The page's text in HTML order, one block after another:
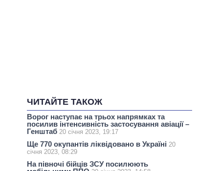
ЧИТАЙТЕ ТАКОЖ
Ворог наступає на трьох напрямках та
посилив інтенсивність застосування авіації –
Генштаб 20 січня 2023, 19:17
Ще 770 окупантів ліквідовано в Україні 20
січня 2023, 08:29
На півночі бійців ЗСУ посилюють